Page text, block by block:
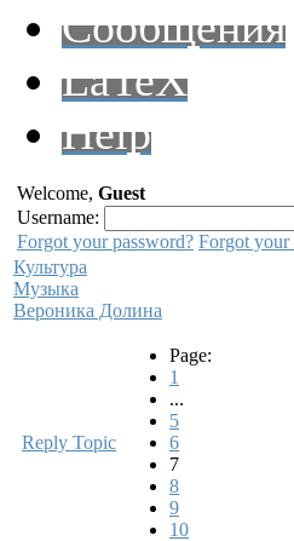
Сообщения
LaTeX
Help
Welcome, Guest
Username:
Forgot your password? Forgot your
Культура
Музыка
Вероника Долина
Reply Topic
Page:
1
...
5
6
7
8
9
10